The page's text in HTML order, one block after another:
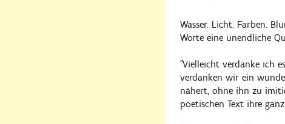
Wasser. Licht. Farben.
Worte eine unendliche
"Vielleicht verdanke ich
verdanken wir ein
nähert, ohne ihn zu
poetischen Text ihre